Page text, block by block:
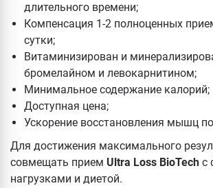
длительного времени;
Компенсация 1-2 полноценных
сутки;
Витаминизирован и
бромелайном и левокарнитином;
Минимальное содержание калорий;
Доступная цена;
Ускорение восстановления мышц
Для достижения максимального
совмещать прием Ultra Loss BioTech с
нагрузками и диетой.